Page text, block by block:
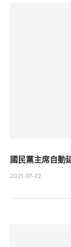
國民黨主席自動
2021-07-22